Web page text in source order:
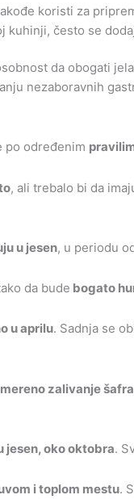
koristi za
kuhinji, često se
da obogati
nezaboravnih
po određenim
, ali trebalo bi da
u jesen, u periodu
da bude bogato
u aprilu. Sadnja se
zalivanje
jesen, oko oktobra.
i toplom mestu.